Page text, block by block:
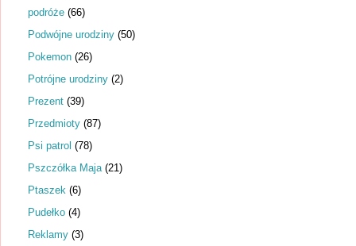
podróże (66)
Podwójne urodziny (50)
Pokemon (26)
Potrójne urodziny (2)
Prezent (39)
Przedmioty (87)
Psi patrol (78)
Pszczółka Maja (21)
Ptaszek (6)
Pudełko (4)
Reklamy (3)